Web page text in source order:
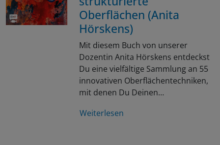
Oberflächen (Anita
Hörskens)
Mit diesem Buch von unserer
Dozentin Anita Hörskens entdeckst
Du eine vielfältige Sammlung an 55
innovativen Oberflächentechniken,
mit denen Du Deinen…
Weiterlesen